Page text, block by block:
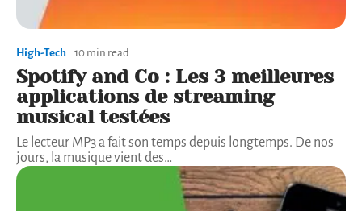
High-Tech 10 min read
Spotify and Co : Les 3 meilleures
applications de streaming
musical testées
Le lecteur MP3 a fait son temps depuis longtemps. De nos
jours, la musique vient des…